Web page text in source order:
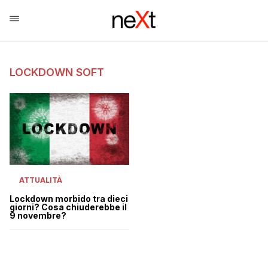
LOCKDOWN SOFT
ATTUALITÀ
Lockdown morbido tra dieci
giorni? Cosa chiuderebbe il
9 novembre?